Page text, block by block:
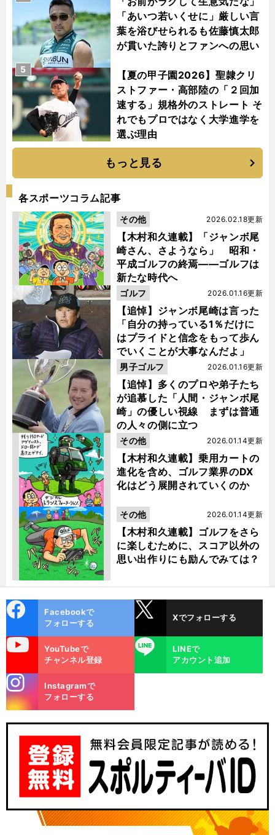
「あいつ若いくせに」厳しい言
葉を浴びせられるも佐藤慎太郎
が貫いた誇りとファンへの思い
【夏の甲子園2026】聖隷クリ
ストファー・高部陸の「２回加
速する」規格外のストレート そ
れでもプロではなく大学進学を
選ぶ理由
5
もっと見る
各スポーツコラム記事
【木村和久連載】「ジャンボ尾
崎さん、さようなら」 昭和・
平成ゴルフの終焉――ゴルフは
新たな時代へ
2026.02.18更新
その他
【追悼】ジャンボ尾崎は言った
「自分の持っている1％だけに
はプライドと信念をもって歩ん
でいくことが大事なんだよ」
2026.01.16更新
ゴルフ
【追悼】多くのプロや弟子たち
が追慕した「人間・ジャンボ尾
崎」の優しい視線 まずは普通
の人々の側に立つ
2026.01.16更新
男子ゴルフ
【木村和久連載】乗用カートの
進化を含め、ゴルフ業界のDX
化はどう展開されていくのか
2026.01.14更新
その他
【木村和久連載】ゴルフをさら
に楽しむために、スコア以外の
思い出作りにも励んでみては？
2026.01.14更新
その他
ok
Facebookで
フォローする
Xでフォローする
YouTubeで
チャンネル登録
LINE
LINEで
アカウント追加
m
Instagramで
フォローする